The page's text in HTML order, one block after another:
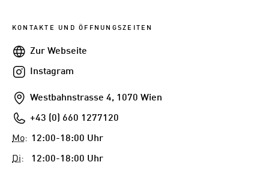
KONTAKTE UND ÖFFNUNGSZEITEN
WebseiteZur Webseite
Instagram
Instagram
Addresse
Westbahnstrasse 4, 1070 Wien
Telefon+43 (0) 660 1277120
Mo: 12:00-18:00 Uhr
Di: 12:00-18:00 Uhr